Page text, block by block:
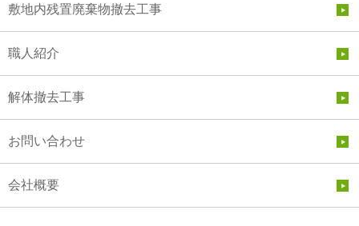
敷地内残置廃棄物撤去工事
職人紹介
解体撤去工事
お問い合わせ
会社概要